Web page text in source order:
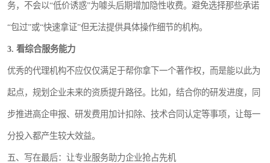
务，不会以“低价诱惑”为噱头后期增加隐性收费。避免选择那些承诺
“包过”或“快速拿证”但无法提供具体操作细节的机构。
3. 看综合服务能力
优秀的代理机构不应仅仅满足于帮你拿下一个著作权，而是能以此为
起点，规划企业未来的资质提升路径。比如，结合你的研发进度，同
步推进高企申报、研发费用加计扣除、技术合同认定等事项，让每一
分投入都产生较大效益。
五、写在最后：让专业服务助力企业抢占先机